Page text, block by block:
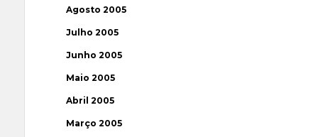
Agosto 2005
Julho 2005
Junho 2005
Maio 2005
Abril 2005
Março 2005